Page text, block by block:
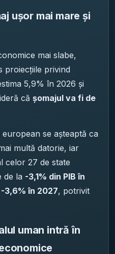
ușor mai mare și
mai slabe,
proiecțiile privind
5,9% în 2026 și
că șomajul va fi de
se așteaptă ca
multă datorie, iar
celor 27 de state
de la -3,1% din PIB în
-3,6% în 2027, potrivit
uman intră în